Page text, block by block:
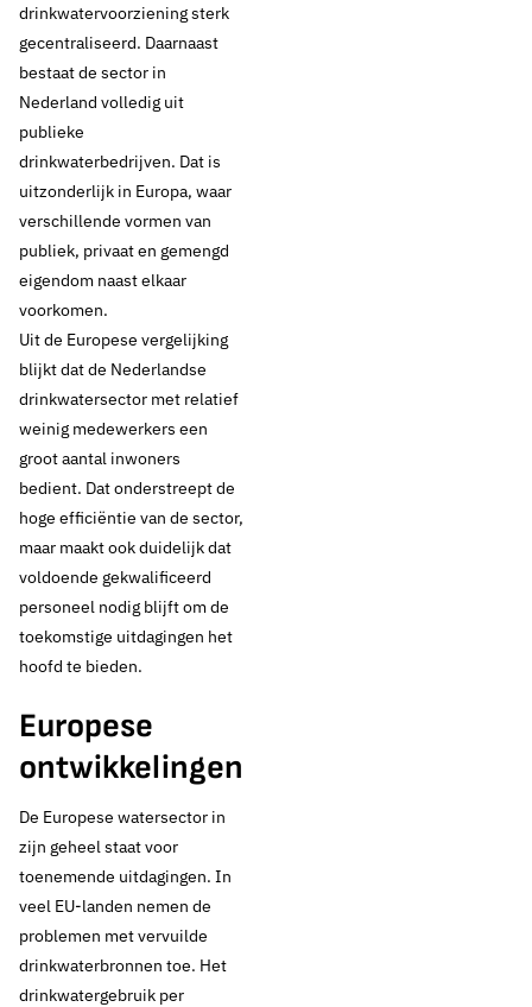
drinkwatervoorziening sterk
gecentraliseerd. Daarnaast
bestaat de sector in
Nederland volledig uit
publieke
drinkwaterbedrijven. Dat is
uitzonderlijk in Europa, waar
verschillende vormen van
publiek, privaat en gemengd
eigendom naast elkaar
voorkomen.
Uit de Europese vergelijking
blijkt dat de Nederlandse
drinkwatersector met relatief
weinig medewerkers een
groot aantal inwoners
bedient. Dat onderstreept de
hoge efficiëntie van de sector,
maar maakt ook duidelijk dat
voldoende gekwalificeerd
personeel nodig blijft om de
toekomstige uitdagingen het
hoofd te bieden.
Europese
ontwikkelingen
De Europese watersector in
zijn geheel staat voor
toenemende uitdagingen. In
veel EU-landen nemen de
problemen met vervuilde
drinkwaterbronnen toe. Het
drinkwatergebruik per